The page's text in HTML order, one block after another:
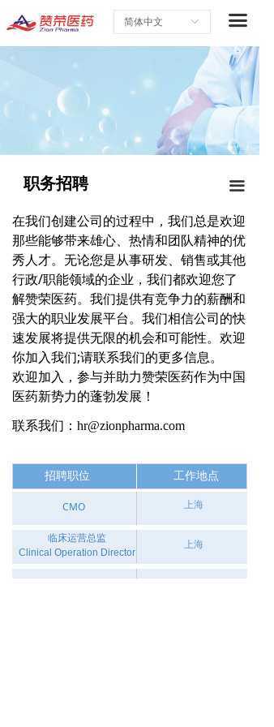
끀
首页
关于赞荣
研究与开发
合作战略
联系我们
ꀅ
简体中文
职务招聘
在我们创建公司的过程中，我们总是欢迎
那些能够带来雄心、热情和团队精神的优
秀人才。无论您是从事研发、销售或其他
行政/职能领域的企业，我们都欢迎您了
解赞荣医药。我们提供有竞争力的薪酬和
强大的职业发展平台。我们相信公司的快
速发展将提供无限的机会和可能性。欢迎
你加入我们;请联系我们的更多信息。
欢迎加入，参与并助力赞荣医药作为中国
医药新势力的蓬勃发展！
联系我们：hr@zionpharma.com
临床运营总监
Clinical Operation Director
上海
上海
CMO
招聘职位 工作地点
끀